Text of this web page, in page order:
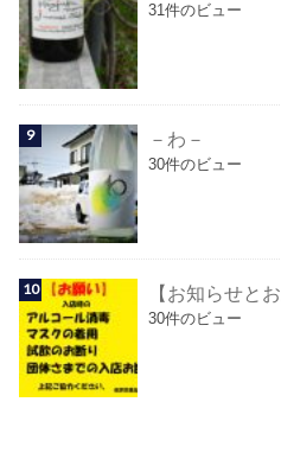
31件のビュー
－わ－
30件のビュー
【お知らせとお
30件のビュー